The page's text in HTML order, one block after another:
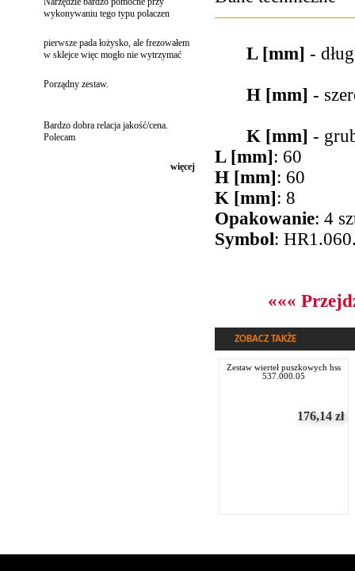
wykonywaniu tego typu polaczen
pierwsze pada łożysko, ale frezowałem
w sklejce więc mogło nie wytrzymać
Porządny zestaw.
Bardzo dobra relacja jakość/cena.
Polecam
więcej
L [mm] -
H [mm] -
K [mm] -
L [mm]: 60
H [mm]: 60
K [mm]: 8
Opakowanie: 4
Symbol:
«««
ZOBACZ TAKŻE
zestaw wierteł puszkowych hss
537.000.05
176,14 zł